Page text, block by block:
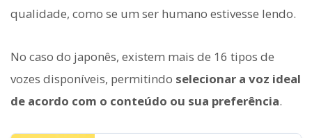
qualidade, como se um ser humano estivesse lendo.
No caso do japonês, existem mais de 16 tipos de
vozes disponíveis, permitindo selecionar a voz ideal
de acordo com o conteúdo ou sua preferência.